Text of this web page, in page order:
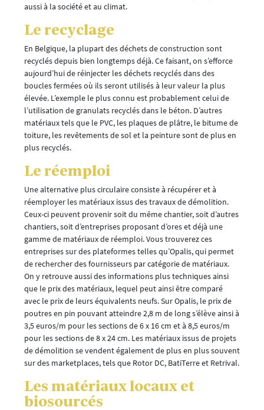
aussi à la société et au climat.
Le recyclage
En Belgique, la plupart des déchets de construction sont
recyclés depuis bien longtemps déjà. Ce faisant, on s’efforce
aujourd’hui de réinjecter les déchets recyclés dans des
boucles fermées où ils seront utilisés à leur valeur la plus
élevée. L’exemple le plus connu est probablement celui de
l’utilisation de granulats recyclés dans le béton. D’autres
matériaux tels que le PVC, les plaques de plâtre, le bitume de
toiture, les revêtements de sol et la peinture sont de plus en
plus recyclés.
Le réemploi
Une alternative plus circulaire consiste à récupérer et à
réemployer les matériaux issus des travaux de démolition.
Ceux-ci peuvent provenir soit du même chantier, soit d’autres
chantiers, soit d’entreprises proposant d’ores et déjà une
gamme de matériaux de réemploi. Vous trouverez ces
entreprises sur des plateformes telles qu’Opalis, qui permet
de rechercher des fournisseurs par catégorie de matériaux.
On y retrouve aussi des informations plus techniques ainsi
que le prix des matériaux, lequel peut ainsi être comparé
avec le prix de leurs équivalents neufs. Sur Opalis, le prix de
poutres en pin pouvant atteindre 2,8 m de long s’élève ainsi à
3,5 euros/m pour les sections de 6 x 16 cm et à 8,5 euros/m
pour les sections de 8 x 24 cm. Les matériaux issus de projets
de démolition se vendent également de plus en plus souvent
sur des marketplaces, tels que Rotor DC, BatiTerre et Retrival.
Les matériaux locaux et
biosourcés